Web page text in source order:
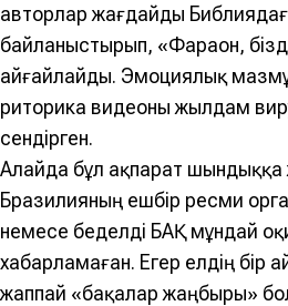
авторлар жағдайды
байланыстырып, «Фараон,
айғайлайды. Эмоциялық
риторика видеоны жылдам
сендірген.
Алайда бұл ақпарат
Бразилияның ешбір ресми
немесе беделді БАҚ мұндай
хабарламаған. Егер елдің бір
жаппай «бақалар жаңбыры»